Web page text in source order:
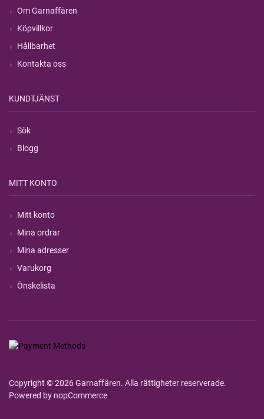
Om Garnaffären
Köpvillkor
Hållbarhet
Kontakta oss
KUNDTJÄNST
Sök
Blogg
MITT KONTO
Mitt konto
Mina ordrar
Mina adresser
Varukorg
Önskelista
Copyright © 2026 Garnaffären. Alla rättigheter reserverade.
Powered by nopCommerce